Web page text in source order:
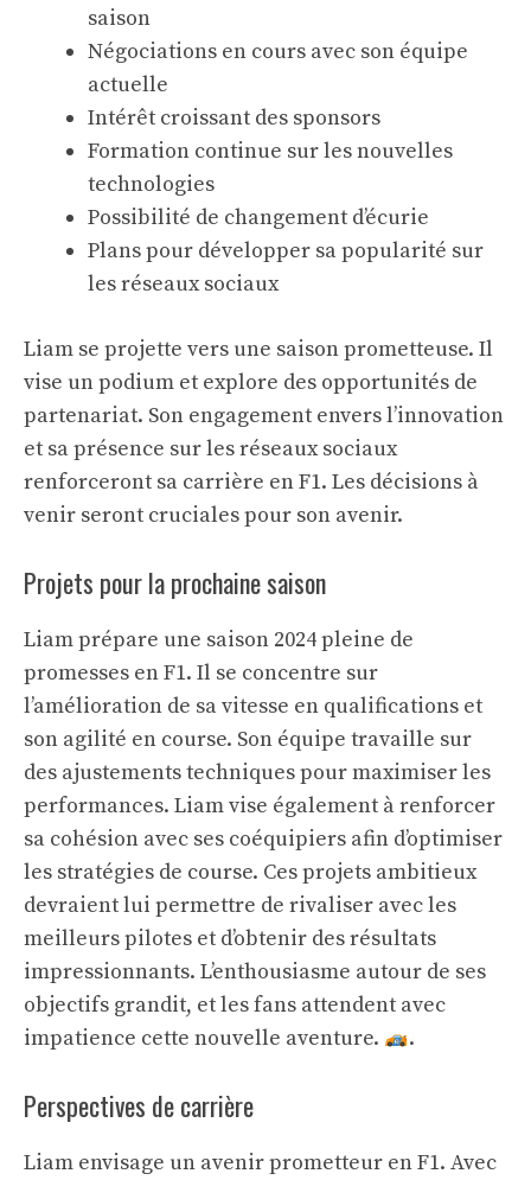
saison
Négociations en cours avec son équipe
actuelle
Intérêt croissant des sponsors
Formation continue sur les nouvelles
technologies
Possibilité de changement d’écurie
Plans pour développer sa popularité sur
les réseaux sociaux
Liam se projette vers une saison prometteuse. Il
vise un podium et explore des opportunités de
partenariat. Son engagement envers l’innovation
et sa présence sur les réseaux sociaux
renforceront sa carrière en F1. Les décisions à
venir seront cruciales pour son avenir.
Projets pour la prochaine saison
Liam prépare une saison 2024 pleine de
promesses en F1. Il se concentre sur
l’amélioration de sa vitesse en qualifications et
son agilité en course. Son équipe travaille sur
des ajustements techniques pour maximiser les
performances. Liam vise également à renforcer
sa cohésion avec ses coéquipiers afin d’optimiser
les stratégies de course. Ces projets ambitieux
devraient lui permettre de rivaliser avec les
meilleurs pilotes et d’obtenir des résultats
impressionnants. L’enthousiasme autour de ses
objectifs grandit, et les fans attendent avec
impatience cette nouvelle aventure.
.
Perspectives de carrière
Liam envisage un avenir prometteur en F1. Avec